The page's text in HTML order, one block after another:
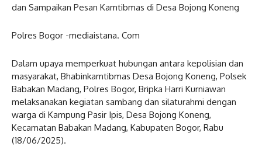
dan Sampaikan Pesan Kamtibmas di Desa Bojong Koneng
Polres Bogor -mediaistana. Com
Dalam upaya memperkuat hubungan antara kepolisian dan
masyarakat, Bhabinkamtibmas Desa Bojong Koneng, Polsek
Babakan Madang, Polres Bogor, Bripka Harri Kurniawan
melaksanakan kegiatan sambang dan silaturahmi dengan
warga di Kampung Pasir Ipis, Desa Bojong Koneng,
Kecamatan Babakan Madang, Kabupaten Bogor, Rabu
(18/06/2025).